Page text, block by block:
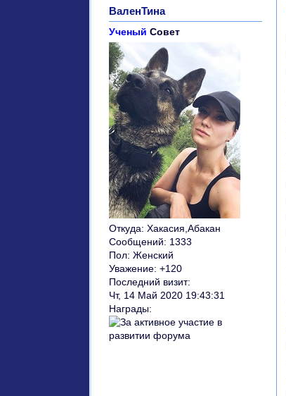
ВаленТина
Ученый Совет
Откуда: Хакасия,Абакан
Сообщений: 1333
Пол: Женский
Уважение: +120
Последний визит:
Чт, 14 Май 2020 19:43:31
Награды: